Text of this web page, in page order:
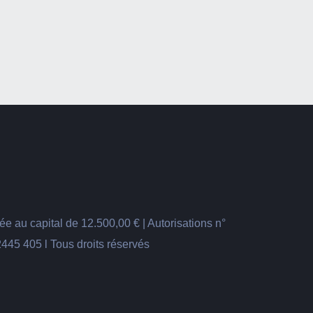
au capital de 12.500,00 € | Autorisations n°
405 l Tous droits réservés